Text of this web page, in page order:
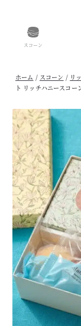
スコーン
ホーム / スコーン / リ
ト リッチハニースコ